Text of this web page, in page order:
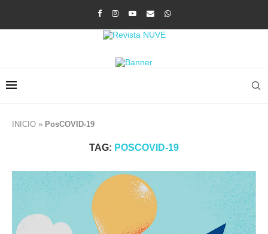
INICIO » PosCOVID-19
TAG: POSCOVID-19